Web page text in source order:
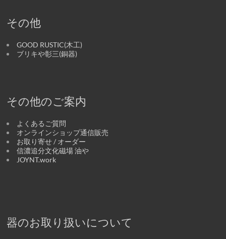
その他
GOOD RUSTIC(木工)
ブリキや彰三(銅器)
その他のご案内
よくあるご質問
オンラインショップ通信販売
お取り寄せ / オーダー
信濃追分文化磁場 油や
JOYNT.work
器のお取り扱いについて